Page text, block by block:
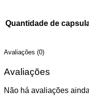
Quantidade de
Avaliações (0)
Avaliações
Não há avaliações